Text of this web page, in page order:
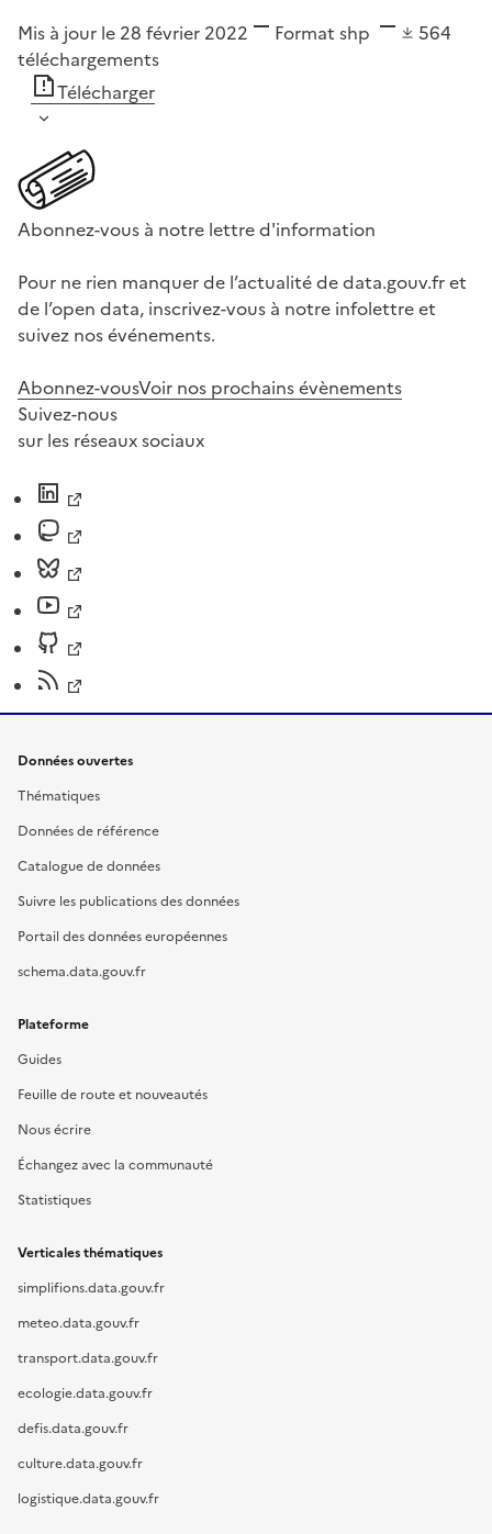
Mis à jour le 28 février 2022 Format shp
564
téléchargements
Télécharger
Abonnez-vous à notre lettre d'information
Pour ne rien manquer de l’actualité de data.gouv.fr et
de l’open data, inscrivez-vous à notre infolettre et
suivez nos événements.
Abonnez-vousVoir nos prochains évènements
Suivez-nous
sur les réseaux sociaux
Données ouvertes
Thématiques
Données de référence
Catalogue de données
Suivre les publications des données
Portail des données européennes
schema.data.gouv.fr
Plateforme
Guides
Feuille de route et nouveautés
Nous écrire
Échangez avec la communauté
Statistiques
Verticales thématiques
simplifions.data.gouv.fr
meteo.data.gouv.fr
transport.data.gouv.fr
ecologie.data.gouv.fr
defis.data.gouv.fr
culture.data.gouv.fr
logistique.data.gouv.fr